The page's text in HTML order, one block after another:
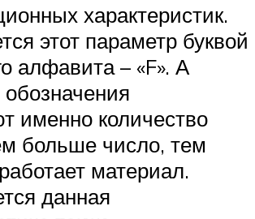
характеристик.
этот параметр буквой
алфавита – «F». А
именно количество
больше число, тем
материал.
данная